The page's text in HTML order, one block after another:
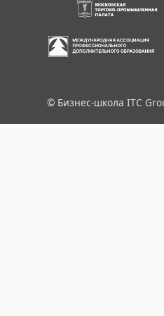
© Бизнес-школа ITC